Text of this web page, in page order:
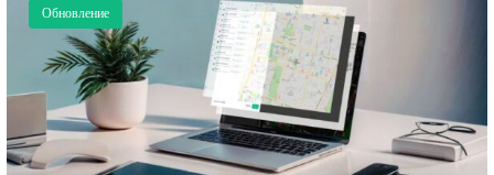
Обновление